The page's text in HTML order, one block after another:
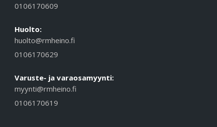
0106170609
Huolto:
huolto@rmheino.fi
0106170629
Varuste- ja varaosamyynti:
myynti@rmheino.fi
0106170619